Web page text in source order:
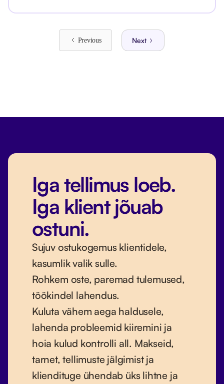
Previous Next
Iga tellimus loeb.
Iga klient jõuab
ostuni.
Sujuv ostukogemus klientidele,
kasumlik valik sulle.
Rohkem oste, paremad tulemused,
töökindel lahendus.
Kuluta vähem aega haldusele,
lahenda probleemid kiiremini ja
hoia kulud kontrolli all. Makseid,
tarnet, tellimuste jälgimist ja
kliendituge ühendab üks lihtne ja